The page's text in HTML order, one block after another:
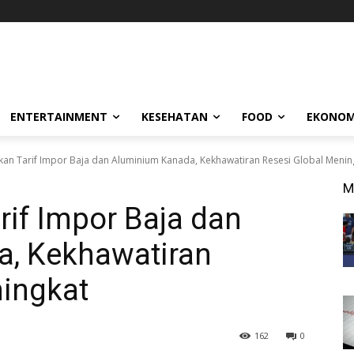
ENTERTAINMENT KESEHATAN FOOD
Tarif Impor Baja dan Aluminium Kanada, Kekhawatiran Resesi Global
Impor Baja dan
Kekhawatiran
0
162